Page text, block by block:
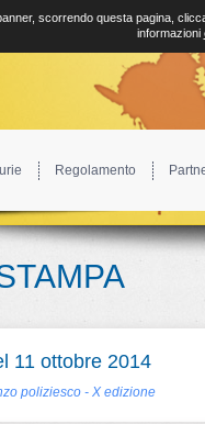
Regolamento
11 ottobre 2014
poliziesco - X edizione
scorrendo questa pagina,
informazioni